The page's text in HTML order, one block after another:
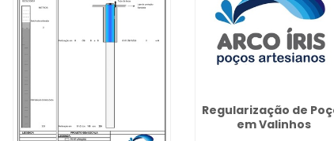
Regularização de
em Valinhos